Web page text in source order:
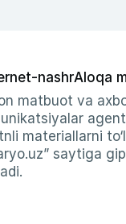
nashrAloqa
matbuot va
materiallarni
saytiga